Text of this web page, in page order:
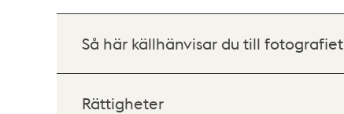
Så här källhänvisar du till fotografiet
Rättigheter